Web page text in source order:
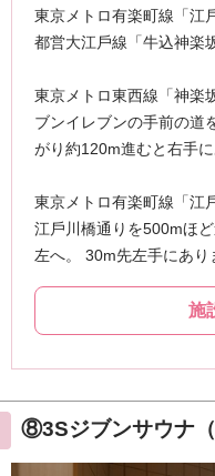
⑧3Sジブンサウナ（